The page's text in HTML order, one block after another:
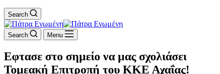
Search
Search Menu
Εφτασε στο σημείο να μας σχολιάσει
Τομεακή Επιτροπή του ΚΚΕ Αχαΐας!